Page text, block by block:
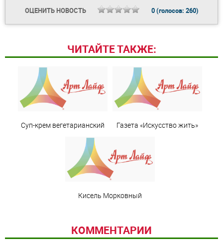
ОЦЕНИТЬ НОВОСТЬ 0(голосов: 260)
ЧИТАЙТЕ ТАКЖЕ:
Суп-крем вегетарианский Газета «Искусство жить»
Кисель Морковный
КОММЕНТАРИИ